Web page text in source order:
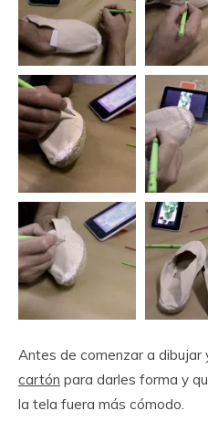
Antes de comenzar a dibujar
cartón para darles forma y
la tela fuera más cómodo.